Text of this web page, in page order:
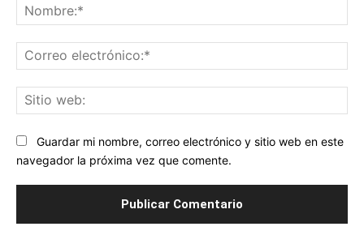
Guardar mi nombre, correo electrónico y sitio web en este
navegador la próxima vez que comente.